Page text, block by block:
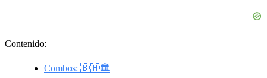
Contenido:
Combos: 🇧🇭🏛️